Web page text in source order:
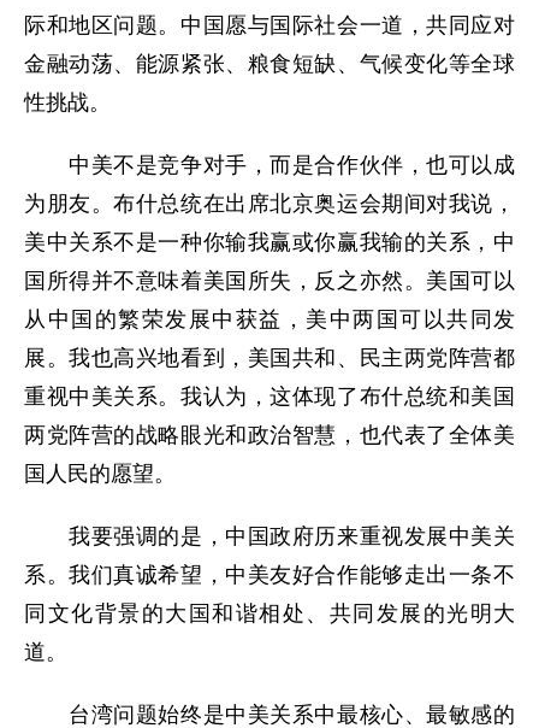
际和地区问题。中国愿与国际社会一道，共同应对
金融动荡、能源紧张、粮食短缺、气候变化等全球
性挑战。
中美不是竞争对手，而是合作伙伴，也可以成
为朋友。布什总统在出席北京奥运会期间对我说，
美中关系不是一种你输我赢或你赢我输的关系，中
国所得并不意味着美国所失，反之亦然。美国可以
从中国的繁荣发展中获益，美中两国可以共同发
展。我也高兴地看到，美国共和、民主两党阵营都
重视中美关系。我认为，这体现了布什总统和美国
两党阵营的战略眼光和政治智慧，也代表了全体美
国人民的愿望。
我要强调的是，中国政府历来重视发展中美关
系。我们真诚希望，中美友好合作能够走出一条不
同文化背景的大国和谐相处、共同发展的光明大
道。
台湾问题始终是中美关系中最核心、最敏感的